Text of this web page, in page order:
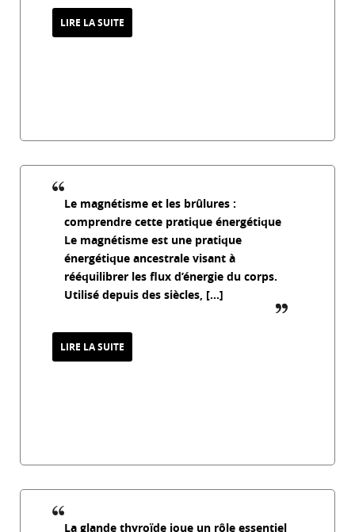
LIRE LA SUITE
Le magnétisme et les brûlures :
comprendre cette pratique énergétique
Le magnétisme est une pratique
énergétique ancestrale visant à
rééquilibrer les flux d’énergie du corps.
Utilisé depuis des siècles, […]
LIRE LA SUITE
La glande thyroïde joue un rôle essentiel